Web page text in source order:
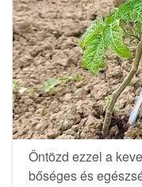
Öntözd ezzel a
bőséges és